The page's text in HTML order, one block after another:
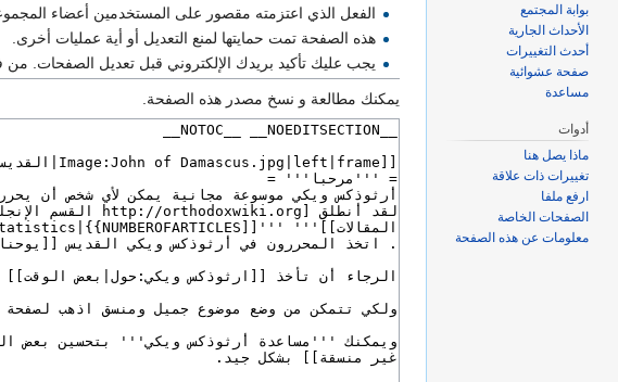
الفعل الذي اعتزمته مقصور على المستخدمين أعضاء
هذه الصفحة تمت حمايتها لمنع التعديل أو أية عمليات أخرى.
يجب عليك تأكيد بريدك الإلكتروني قبل تعديل الصفحات.
يمكنك مطالعة و نسخ مصدر هذه الصفحة.
بوابة المجتمع
الأحداث الجارية
أحدث التغييرات
صفحة عشوائية
مساعدة
أدوات
ماذا يصل هنا
تغييرات ذات علاقة
ارفع ملفا
الصفحات الخاصة
معلومات عن هذه الصفحة